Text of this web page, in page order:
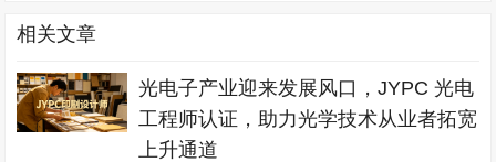
相关文章
光电子产业迎来发展风口，JYPC 光电
工程师认证，助力光学技术从业者拓宽
上升通道